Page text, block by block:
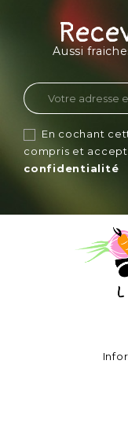
Aussi
En cochant
compris et
confidentialité